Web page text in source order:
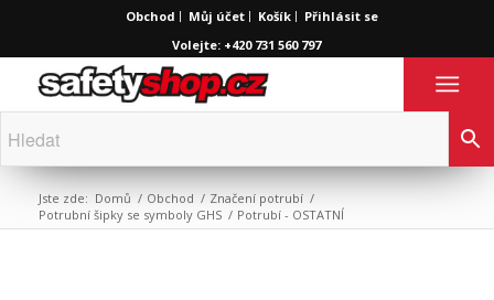
Obchod Můj účet Košík
Přihlásit se
Volejte: +420 731 560 797
Jste zde: Domů / Obchod / Značení potrubí /
Potrubní šipky se symboly GHS / Potrubí - OSTATNÍ